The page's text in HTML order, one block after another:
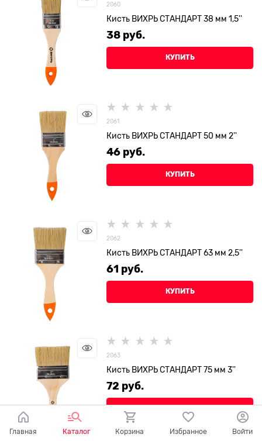
2060
Кисть ВИХРЬ СТАНДАРТ 38 мм 1,5''
38 руб.
КУПИТЬ
2061
Кисть ВИХРЬ СТАНДАРТ 50 мм 2''
46 руб.
КУПИТЬ
2062
Кисть ВИХРЬ СТАНДАРТ 63 мм 2,5''
61 руб.
КУПИТЬ
2063
Кисть ВИХРЬ СТАНДАРТ 75 мм 3''
72 руб.
Главная Каталог Корзина Избранное Войти